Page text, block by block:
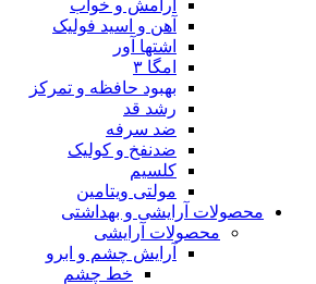
آرامش و خواب
آهن و اسید فولیک
اشتها آور
امگا ۳
بهبود حافظه و تمرکز
رشد قد
ضد سرفه
ضدنفخ و کولیک
کلسیم
مولتی ویتامین
محصولات آرایشی و بهداشتی
محصولات آرایشی
آرایش چشم و ابرو
خط چشم